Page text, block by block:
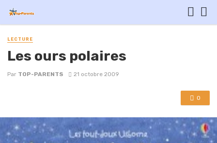
LECTURE
Les ours polaires
Par TOP-PARENTS 21 octobre 2009
0